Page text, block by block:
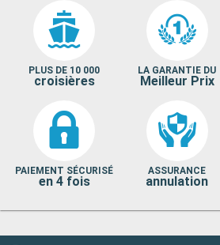
PLUS DE 10 000
croisières
LA GARANTIE DU
Meilleur Prix
PAIEMENT SÉCURISÉ
en 4 fois
ASSURANCE
annulation